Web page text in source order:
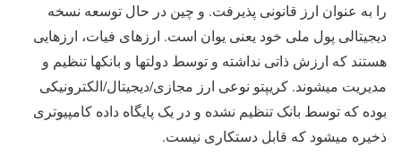
را به عنوان ارز قانونی پذیرفت. و چین در حال توسعه نسخه
دیجیتالی پول ملی خود یعنی یوان است. ارزهای فیات، ارزهایی
هستند که ارزش ذاتی نداشته و توسط دولتها و بانکها تنظیم و
مدیریت میشوند. کریپتو نوعی ارز مجازی/دیجیتال/الکترونیکی
بوده که توسط بانک تنظیم نشده و در یک پایگاه داده کامپیوتری
ذخیره میشود که قابل دستکاری نیست.